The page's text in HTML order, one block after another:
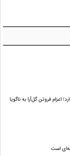
اعزام فروتن گل‌آرا به ناگویا
است